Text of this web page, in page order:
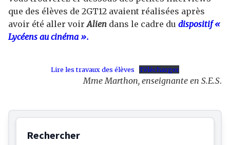
que des élèves de 2GT12 avaient réalisées après
avoir été aller voir Alien dans le cadre du dispositif «
Lycéens au cinéma ».
Lire les travaux des élèves Télécharger
Mme Marthon, enseignante en S.E.S.
Rechercher